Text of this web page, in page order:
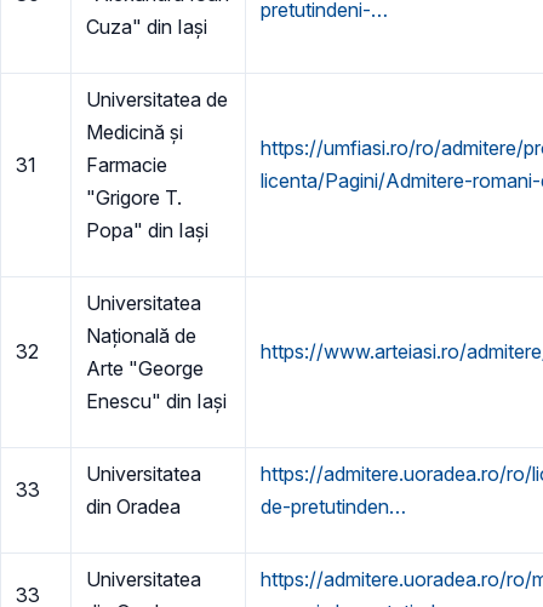
Cuza" din Iași
pretutindeni-…
31
Universitatea de
Medicină și
Farmacie
"Grigore T.
Popa" din Iași
https://umfiasi.ro/ro/admitere/
licenta/Pagini/Admitere-
32
Universitatea
Națională de
Arte "George
Enescu" din Iași
https://www.arteiasi.ro/
33
Universitatea
din Oradea
https://admitere.uoradea.ro/ro/
de-pretutinden…
33
Universitatea
https://admitere.uoradea.ro/ro/